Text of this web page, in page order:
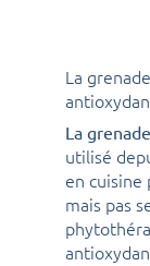
La
La
utilisé
en cuisine
mais pas